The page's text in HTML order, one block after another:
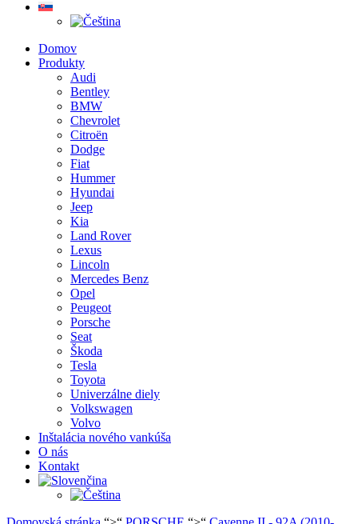
Domov
Produkty
Audi
Bentley
BMW
Chevrolet
Citroën
Dodge
Fiat
Hummer
Hyundai
Jeep
Kia
Land Rover
Lexus
Lincoln
Mercedes Benz
Opel
Peugeot
Porsche
Seat
Škoda
Tesla
Toyota
Univerzálne diely
Volkswagen
Volvo
Inštalácia nového vankúša
O nás
Kontakt